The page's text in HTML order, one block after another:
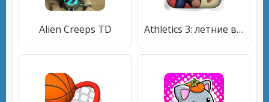
Alien Creeps TD Athletics 3: летние виды спорта